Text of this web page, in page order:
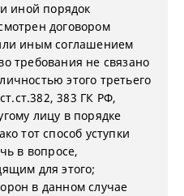
иной порядок
договором
иным соглашением
требования не связано
этого третьего
383 ГК РФ,
лицу в порядке
тот способ уступки
в вопросе,
для этого;
в данном случае